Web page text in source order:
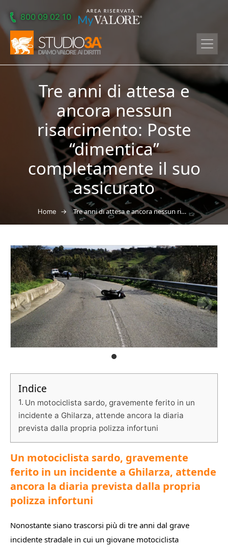
800 09 02 10
Tre anni di attesa e
ancora nessun
risarcimento: Poste
“dimentica”
completamente il suo
assicurato
Home → Tre anni di attesa e ancora nessun risarcimento: Poste “dimentica” completamente il suo assicurato
Indice
Un motociclista sardo, gravemente ferito in un
incidente a Ghilarza, attende ancora la diaria
prevista dalla propria polizza infortuni
Un motociclista sardo, gravemente
ferito in un incidente a Ghilarza, attende
ancora la diaria prevista dalla propria
polizza infortuni
Nonostante siano trascorsi più di tre anni dal grave
incidente stradale in cui un giovane motociclista